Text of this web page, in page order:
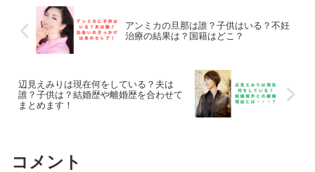
アンミカの旦那は誰？子供はいる？不妊
治療の結果は？国籍はどこ？
辺見えみりは現在何をしている？夫は
誰？子供は？結婚歴や離婚歴を合わせて
まとめます！
コメント